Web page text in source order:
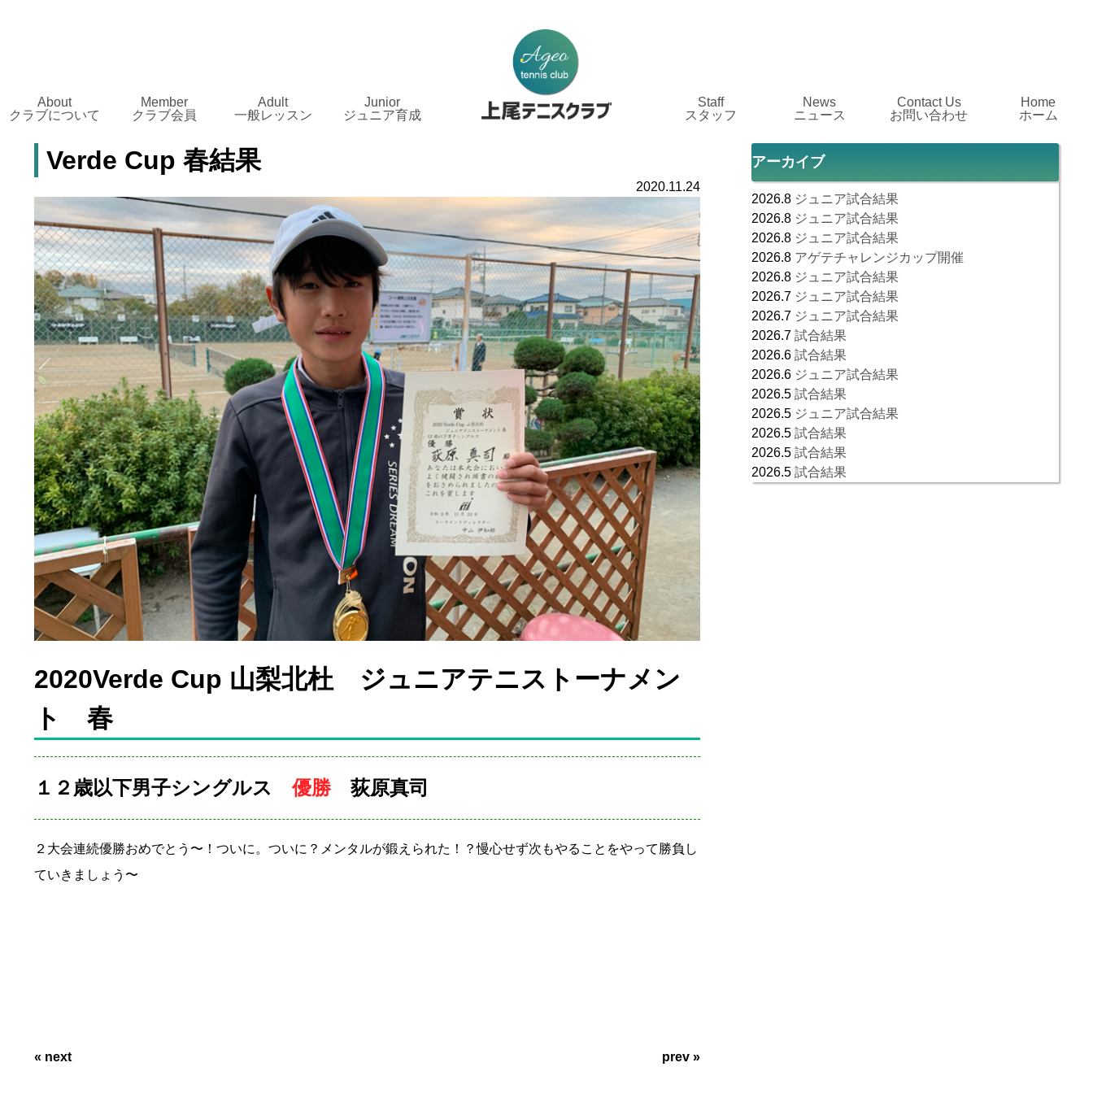
About
クラブについて
Member
クラブ会員
Adult
一般レッスン
Junior
ジュニア育成
Staff
スタッフ
News
ニュース
Contact Us
お問い合わせ
Home
ホーム
Verde Cup 春結果
2020.11.24
2020Verde Cup 山梨北杜 ジュニアテニストーナメン
ト 春
１２歳以下男子シングルス優勝荻原真司
２大会連続優勝おめでとう〜！ついに。ついに？メンタルが鍛えられた！？慢心せず次もやることをやって勝負し
ていきましょう〜
« next prev »
アーカイブ
2026.8 ジュニア試合結果
2026.8 ジュニア試合結果
2026.8 ジュニア試合結果
2026.8 アゲテチャレンジカップ開催
2026.8 ジュニア試合結果
2026.7 ジュニア試合結果
2026.7 ジュニア試合結果
2026.7 試合結果
2026.6 試合結果
2026.6 ジュニア試合結果
2026.5 試合結果
2026.5 ジュニア試合結果
2026.5 試合結果
2026.5 試合結果
2026.5 試合結果